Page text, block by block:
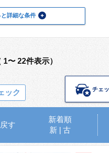
と詳細な条件
〜 22件表示）
ック チェ
す
新着順
新| 古